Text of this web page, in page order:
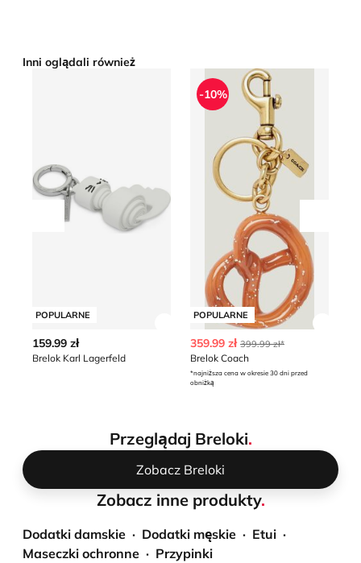
Inni oglądali również
Przesuń w lewo
POPULARNE
Zobacz szczegóły produktu
159.99 zł
Brelok Karl Lagerfeld
Brelok Coach
POPULARNE
-10%
359.99 zł 399.99 zł*
Brelok Coach
*najniższa cena w okresie 30 dni przed
obniżką
Przeglądaj Breloki.
Zobacz Breloki
Zobacz inne produkty.
Dodatki damskie Dodatki męskie
Etui
Maseczki ochronne
Przypinki